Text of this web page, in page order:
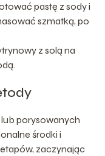
pastę z sody i
szmatką, po
z solą na
porysowanych
środki i
zaczynając